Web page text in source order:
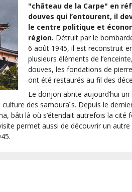
"château de la Carpe" en
douves qui l’entourent, il
le centre politique et
région. Détruit par le
6 août 1945, il est reconstruit
plusieurs éléments de
douves, les fondations de
ont été restaurés au fil des
Le donjon abrite aujourd’hui
des samouraïs. Depuis le
bâti là où s’étendait autrefois la cité
permet aussi de découvrir un autre